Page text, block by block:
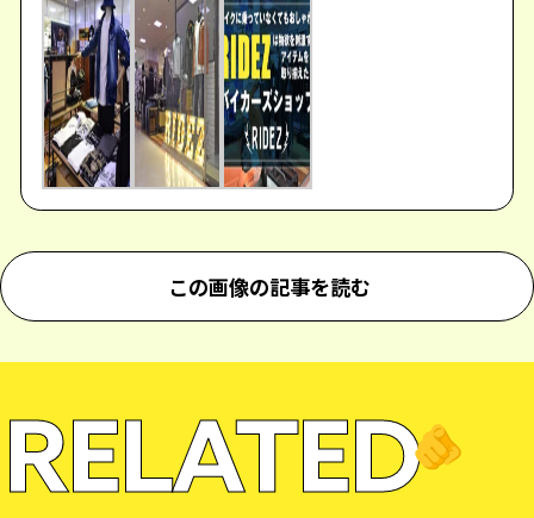
この画像の記事を読む
RELATED🫵